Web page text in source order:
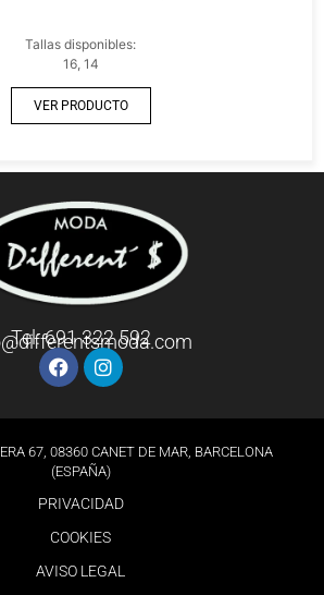
Tallas disponibles:
16, 14
VER PRODUCTO
Tel: 691 322 592
67, 08360 CANET DE MAR, BARCELONA
(ESPAÑA)
PRIVACIDAD
COOKIES
AVISO LEGAL